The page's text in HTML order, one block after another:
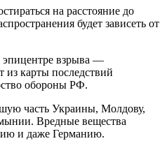
на расстояние до
будет зависеть от
эпицентре взрыва —
из карты последствий
обороны РФ.
часть Украины, Молдову,
Вредные вещества
и даже Германию.